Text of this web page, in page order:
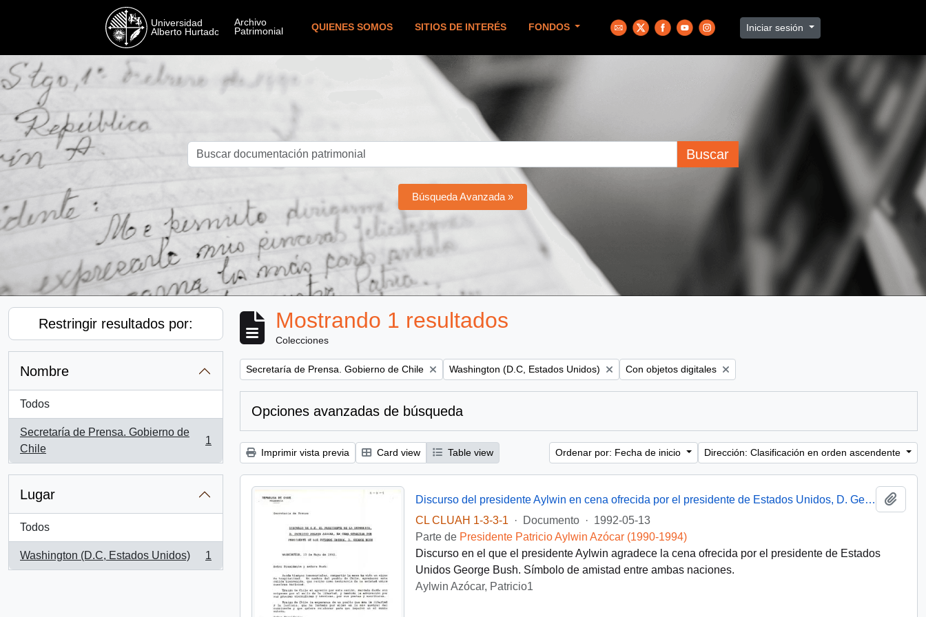
QUIENES SOMOS SITIOS DE INTERÉS FONDOS Iniciar sesión
Buscar
Búsqueda Avanzada »
Restringir resultados por:
Nombre
Todos
Secretaría de Prensa. Gobierno de
Chile
, 1 resultados
1
Lugar
Todos
Washington (D.C, Estados Unidos)
, 1 resultados
1
Mostrando 1 resultados
Colecciones
Remove filter:
Secretaría de Prensa. Gobierno de Chile Remove filter:
Washington (D.C, Estados Unidos) Remove filter:
Con objetos digitales
Opciones avanzadas de búsqueda
Imprimir vista previa Card view Table view Ordenar por: Fecha de inicio Dirección: Clasificación en orden ascendente
Discurso del presidente Aylwin en cena ofrecida por el presidente de Estados Unidos, D. George Bush
CL CLUAH 1-3-3-1
· Documento · 1992-05-13
Parte de Presidente Patricio Aylwin Azócar (1990-1994)
Discurso en el que el presidente Aylwin agradece la cena ofrecida por el presidente de Estados
Unidos George Bush. Símbolo de amistad entre ambas naciones.
Aylwin Azócar, Patricio1